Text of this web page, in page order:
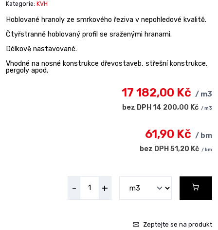
Kategorie: KVH
Hoblované hranoly ze smrkového řeziva v nepohledové kvalitě.
Čtyřstranně hoblovaný profil se sraženými hranami.
Délkově nastavované.
Vhodné na nosné konstrukce dřevostaveb, střešní konstrukce,
pergoly apod.
17 182,00 Kč / m3
bez DPH 14 200,00 Kč / m3
61,90 Kč / bm
bez DPH 51,20 Kč / bm
- +
Zeptejte se na produkt